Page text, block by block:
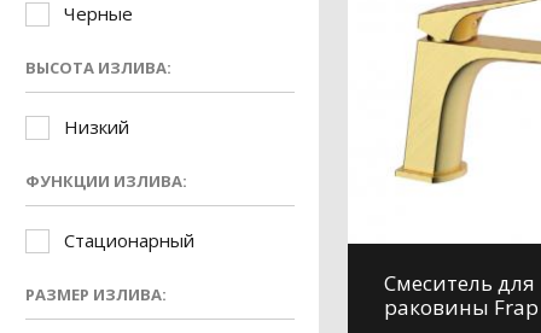
Черные
ВЫСОТА ИЗЛИВА:
Низкий
ФУНКЦИИ ИЗЛИВА:
Стационарный
РАЗМЕР ИЗЛИВА:
Смеситель для
раковины Frap